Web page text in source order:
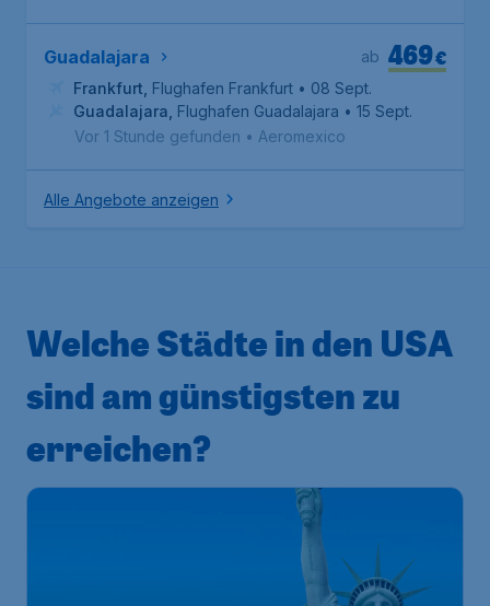
Guadalajara €
469
ab
Frankfurt Flughafen Frankfurt • 08 Sept.
Guadalajara Flughafen Guadalajara • 15 Sept.
Vor 1 Stunde gefunden • Aeromexico
Alle Angebote anzeigen
Welche Städte in den USA
sind am günstigsten zu
erreichen?